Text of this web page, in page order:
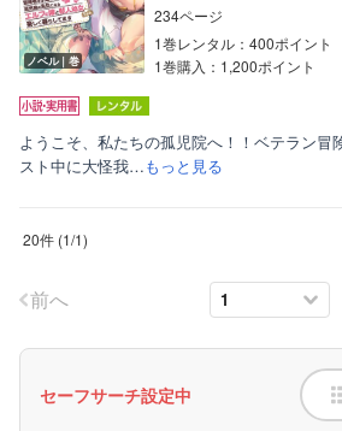
ノベル｜巻
234ページ
1巻レンタル：400ポイント
1巻購入：1,200ポイント
ようこそ、私たちの孤児院へ！！ベテラン冒
スト中に大怪我…もっと見る
20件 (1/1)
前へ
セーフサーチ設定中